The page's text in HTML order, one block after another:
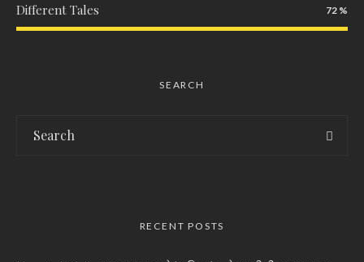
Different Tales 72
SEARCH
RECENT POSTS